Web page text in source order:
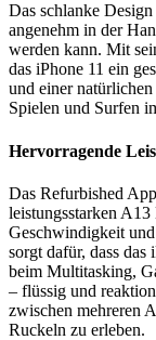
Das schlanke Design
angenehm in der
werden kann. Mit
das iPhone 11 ein
und einer
Spielen und Surfen
Hervorragende
Das Refurbished
leistungsstarken
Geschwindigkeit
sorgt dafür, dass
beim Multitasking,
– flüssig und
zwischen mehreren
Ruckeln zu erleben.